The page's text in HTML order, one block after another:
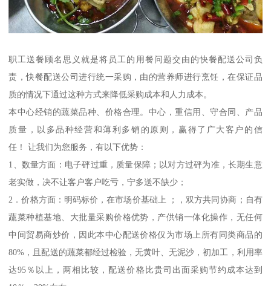
职工送餐顾名思义就是将员工的用餐问题交由的快餐配送公司负
责，快餐配送公司进行统一采购，由的营养师进行烹饪，在保证品
质的情况下通过这种方式来降低采购成本和人力成本。
本中心经销的蔬菜品种、价格合理。中心，重信用、守合同、产品
质量，以多品种经营和薄利多销的原则，赢得了广大客户的信
任！ 让我们为您服务，有以下优势：
1、数量方面：电子砰过重，质量保障；以对方过砰为准，长期生意
老实做，决不让客户客户吃亏，宁多送不缺少；
2．价格方面：明码标价，在市场价基础上 ；，双方共同协商；自有
蔬菜种植基地、大批量采购价格优势，产供销一体化操作，无任何
中间贸易商炒价，因此本中心配送价格仅为市场上所有同类商品的
80%，且配送的蔬菜都经过检验，无黄叶、无泥沙，初加工，利用率
达95％以上，两相比较，配送价格比贵司出面采购节约成本达到